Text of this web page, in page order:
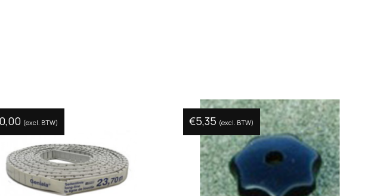
(excl. BTW) €5,35 (excl. BTW)